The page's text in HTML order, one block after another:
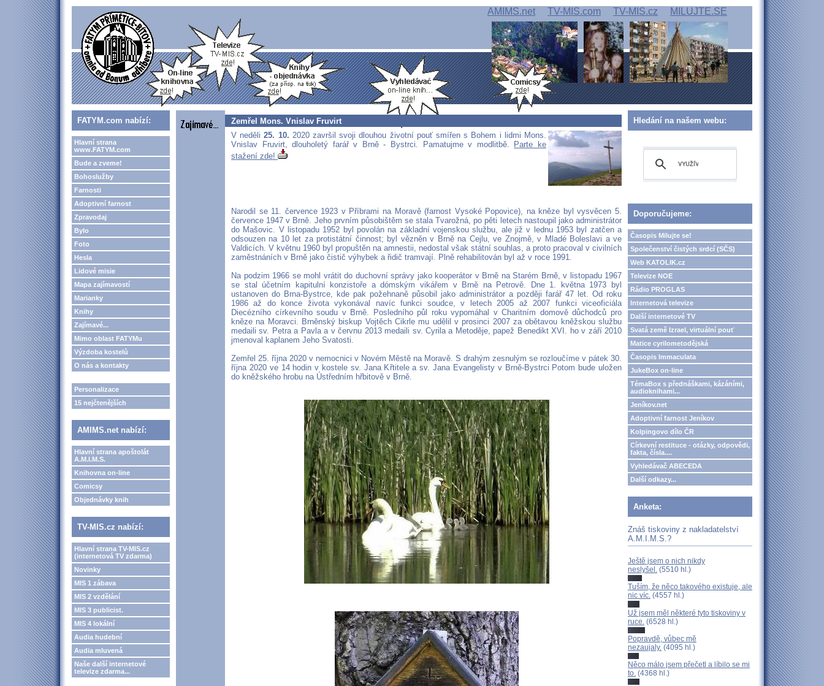
AMIMS.net TV-MIS.com TV-MIS.cz MILUJTE.SE
FATYM.com nabízí:
Hlavní strana
www.FATYM.com
Bude a zveme!
Bohoslužby
Farnosti
Adoptivní farnost
Zpravodaj
Bylo
Foto
Hesla
Lidové misie
Mapa zajímavostí
Marianky
Knihy
Zajímavé...
Mimo oblast FATYMu
Výzdoba kostelů
O nás a kontakty
Personalizace
15 nejčtenějších
AMIMS.net nabízí:
Hlavní strana apoštolát
A.M.I.M.S.
Knihovna on-line
Comicsy
Objednávky knih
TV-MIS.cz nabízí:
Hlavní strana TV-MIS.cz
(internetová TV zdarma)
Novinky
MIS 1 zábava
MIS 2 vzdělání
MIS 3 publicist.
MIS 4 lokální
Audia hudební
Audia mluvená
Naše další internetové
televize zdarma...
Zemřel Mons. Vnislav Fruvirt
V neděli 25. 10. 2020 završil svoji dlouhou životní pouť smířen s Bohem i lidmi Mons.
Vnislav Fruvirt, dlouholetý farář v Brně - Bystrci. Pamatujme v modlitbě.
Parte ke
stažení zde!
Narodil se 11. července 1923 v Příbrami na Moravě (farnost Vysoké Popovice), na kněze byl vysvěcen 5.
července 1947 v Brně. Jeho prvním působištěm se stala Tvarožná, po pěti letech nastoupil jako administrátor
do Mašovic. V listopadu 1952 byl povolán na základní vojenskou službu, ale již v lednu 1953 byl zatčen a
odsouzen na 10 let za protistátní činnost; byl vězněn v Brně na Cejlu, ve Znojmě, v Mladé Boleslavi a ve
Valdicích. V květnu 1960 byl propuštěn na amnestii, nedostal však státní souhlas, a proto pracoval v civilních
zaměstnáních v Brně jako čistič výhybek a řidič tramvají. Plně rehabilitován byl až v roce 1991.
Na podzim 1966 se mohl vrátit do duchovní správy jako kooperátor v Brně na Starém Brně, v listopadu 1967
se stal účetním kapitulní konzistoře a dómským vikářem v Brně na Petrově. Dne 1. května 1973 byl
ustanoven do Brna-Bystrce, kde pak požehnaně působil jako administrátor a později farář 47 let. Od roku
1986 až do konce života vykonával navíc funkci soudce, v letech 2005 až 2007 funkci viceoficiála
Diecézního církevního soudu v Brně. Posledního půl roku vypomáhal v Charitním domově důchodců pro
kněze na Moravci. Brněnský biskup Vojtěch Cikrle mu udělil v prosinci 2007 za obětavou kněžskou službu
medaili sv. Petra a Pavla a v červnu 2013 medaili sv. Cyrila a Metoděje, papež Benedikt XVI. ho v září 2010
jmenoval kaplanem Jeho Svatosti.
Zemřel 25. října 2020 v nemocnici v Novém Městě na Moravě. S drahým zesnulým se rozloučíme v pátek 30.
října 2020 ve 14 hodin v kostele sv. Jana Křtitele a sv. Jana Evangelisty v Brně-Bystrci Potom bude uložen
do kněžského hrobu na Ústředním hřbitově v Brně.
Hledání na našem webu:
Doporučujeme:
Časopis Milujte se!
Společenství čistých srdcí (SČS)
Web KATOLIK.cz
Televize NOE
Rádio PROGLAS
Internetová televize
Další internetové TV
Svatá země Izrael, virtuální pouť
Matice cyrilometodějská
Časopis Immaculata
JukeBox on-line
TémaBox s přednáškami, kázáními,
audioknihami...
Jeníkov.net
Adoptivní farnost Jeníkov
Kolpingovo dílo ČR
Církevní restituce - otázky, odpovědi,
fakta, čísla....
Vyhledávač ABECEDA
Další odkazy...
Anketa:
Znáš tiskoviny z nakladatelství
A.M.I.M.S.?
Ještě jsem o nich nikdy
neslyšel. (5510 hl.)
Tuším, že něco takového existuje, ale
nic víc. (4557 hl.)
Už jsem měl některé tyto tiskoviny v
ruce. (6528 hl.)
Popravdě, vůbec mě
nezaujaly. (4095 hl.)
Něco málo jsem přečetl a líbilo se mi
to. (4368 hl.)